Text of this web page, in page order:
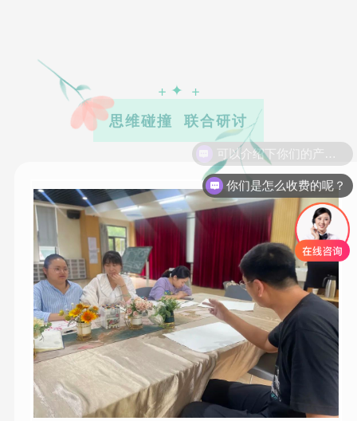
+ ✦ +
思维碰撞 联合研讨
/ TO MY MOTHER /
你们是怎么收费的呢？